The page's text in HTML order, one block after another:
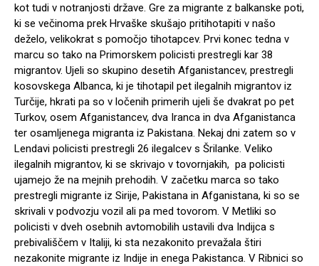
kot tudi v notranjosti države. Gre za migrante z balkanske poti,
ki se večinoma prek Hrvaške skušajo pritihotapiti v našo
deželo, velikokrat s pomočjo tihotapcev. Prvi konec tedna v
marcu so tako na Primorskem policisti prestregli kar 38
migrantov. Ujeli so skupino desetih Afganistancev, prestregli
kosovskega Albanca, ki je tihotapil pet ilegalnih migrantov iz
Turčije, hkrati pa so v ločenih primerih ujeli še dvakrat po pet
Turkov, osem Afganistancev, dva Iranca in dva Afganistanca
ter osamljenega migranta iz Pakistana. Nekaj dni zatem so v
Lendavi policisti prestregli 26 ilegalcev s Šrilanke. Veliko
ilegalnih migrantov, ki se skrivajo v tovornjakih, pa policisti
ujamejo že na mejnih prehodih. V začetku marca so tako
prestregli migrante iz Sirije, Pakistana in Afganistana, ki so se
skrivali v podvozju vozil ali pa med tovorom. V Metliki so
policisti v dveh osebnih avtomobilih ustavili dva Indijca s
prebivališčem v Italiji, ki sta nezakonito prevažala štiri
nezakonite migrante iz Indije in enega Pakistanca. V Ribnici so